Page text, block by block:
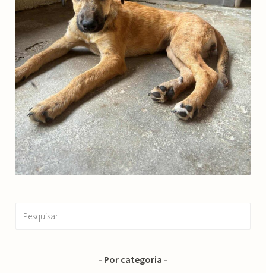
Por categoria